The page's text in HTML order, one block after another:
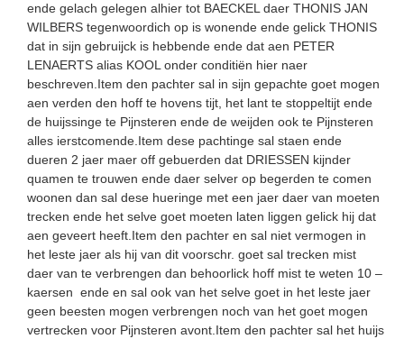
ende gelach gelegen alhier tot BAECKEL daer THONIS JAN
WILBERS tegenwoordich op is wonende ende gelick THONIS
dat in sijn gebruijck is hebbende ende dat aen PETER
LENAERTS alias KOOL onder conditiën hier naer
beschreven.Item den pachter sal in sijn gepachte goet mogen
aen verden den hoff te hovens tijt, het lant te stoppeltijt ende
de huijssinge te Pijnsteren ende de weijden ook te Pijnsteren
alles ierstcomende.Item dese pachtinge sal staen ende
dueren 2 jaer maer off gebuerden dat DRIESSEN kijnder
quamen te trouwen ende daer selver op begerden te comen
woonen dan sal dese hueringe met een jaer daer van moeten
trecken ende het selve goet moeten laten liggen gelick hij dat
aen geveert heeft.Item den pachter en sal niet vermogen in
het leste jaer als hij van dit voorschr. goet sal trecken mist
daer van te verbrengen dan behoorlick hoff mist te weten 10 –
kaersen ende en sal ook van het selve goet in het leste jaer
geen beesten mogen verbrengen noch van het goet mogen
vertrecken voor Pijnsteren avont.Item den pachter sal het huijs